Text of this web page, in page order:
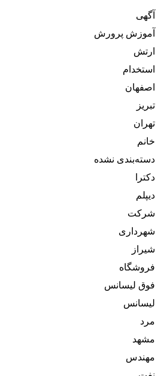
آگهی
آموزش پرورش
ارتش
استخدام
اصفهان
تبریز
تهران
خانم
دسته‌بندی نشده
دکترا
دیپلم
شرکت
شهرداری
شیراز
فروشگاه
فوق لیسانس
لیسانس
مرد
مشهد
مهندس